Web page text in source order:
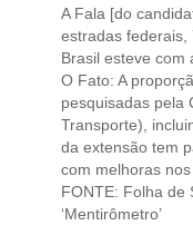
A Fala [do
estradas
Brasil esteve com
O Fato: A
pesquisadas pela
Transporte),
da extensão tem
com melhoras
FONTE: Folha de
‘Mentirômetro’